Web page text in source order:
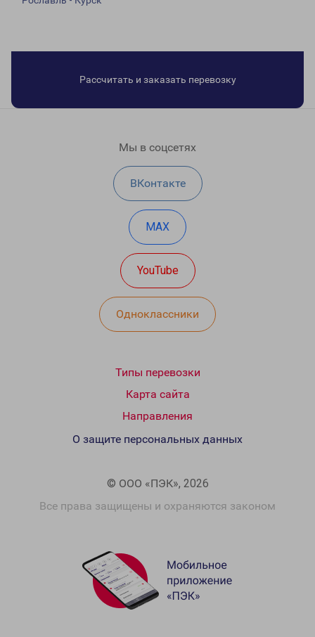
Рассчитать и заказать перевозку
Мы в соцсетях
ВКонтакте
MAX
YouTube
Одноклассники
Типы перевозки
Карта сайта
Направления
© ООО «ПЭК», 2026
Все права защищены и охраняются законом
О защите персональных данных